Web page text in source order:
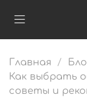
Главная
Как выбрать
советы и